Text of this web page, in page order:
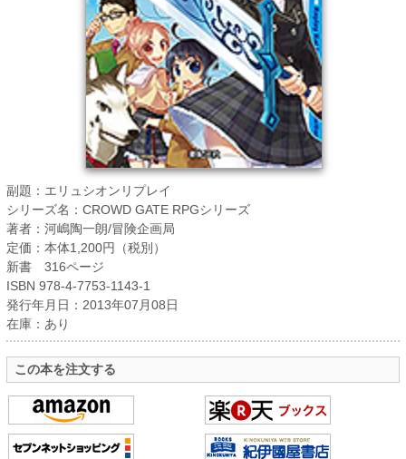
副題：エリュシオンリプレイ
シリーズ名：CROWD GATE RPGシリーズ
著者：河嶋陶一朗/冒険企画局
定価：本体1,200円（税別）
新書 316ページ
ISBN 978-4-7753-1143-1
発行年月日：2013年07月08日
在庫：あり
この本を注文する